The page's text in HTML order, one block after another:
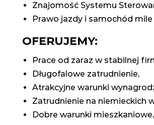
Znajomość Systemu
Prawo jazdy i samochód
OFERUJEMY:
Prace od zaraz w stabilnej
Długofalowe zatrudnienie,
Atrakcyjne warunki
Zatrudnienie na niemieckich
Dobre warunki mieszkaniowe,